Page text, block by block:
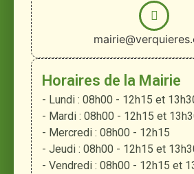
Horaires de la Mairie
- Lundi : 08h00 - 12h15 et
- Mardi : 08h00 - 12h15 et
- Mercredi : 08h00 - 12h15
- Jeudi : 08h00 - 12h15 et
- Vendredi : 08h00 - 12h15 et